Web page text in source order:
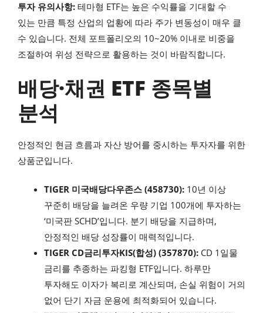
투자 유의사항: 테마형 ETF는 높은 수익률을 기대할 수
있는 만큼 특정 산업의 업황에 따라 주가 변동성이 매우 클
수 있습니다. 전체 포트폴리오의 10~20% 이내로 비중을
조절하여 위성 전략으로 활용하는 것이 바람직합니다.
배당·채권 ETF 종목별
분석
안정적인 현금 흐름과 자산 방어를 중시하는 투자자를 위한
상품군입니다.
TIGER 미국배당다우존스 (458730): 10년 이상
꾸준히 배당을 늘려온 우량 기업 100개에 투자하는
‘미국판 SCHD’입니다. 분기 배당을 지급하며,
안정적인 배당 성장률이 매력적입니다.
TIGER CD금리투자KIS(합성) (357870): CD 1일물
금리를 추종하는 파킹형 ETF입니다. 하루만
투자해도 이자가 복리로 계산되며, 손실 위험이 거의
없어 단기 자금 운용에 최적화되어 있습니다.